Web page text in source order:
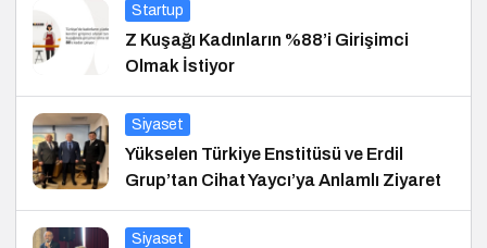
Startup
Z Kuşağı Kadınların %88’i Girişimci
Olmak İstiyor
Siyaset
Yükselen Türkiye Enstitüsü ve Erdil
Grup’tan Cihat Yaycı’ya Anlamlı Ziyaret
Siyaset